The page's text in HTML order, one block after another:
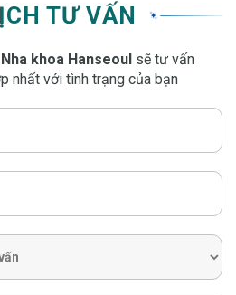
TƯ VẤN
Nha khoa Hanseoulsẽ tư vấn
nhất với tình trạng của bạn